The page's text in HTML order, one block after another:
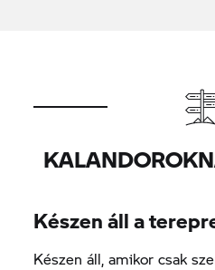
Készen áll a
Készen áll, amikor csak